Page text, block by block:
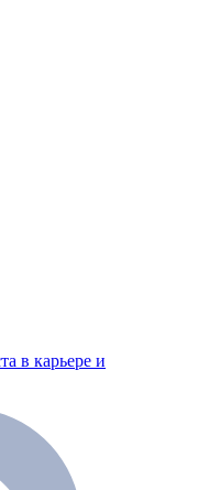
в карьере и